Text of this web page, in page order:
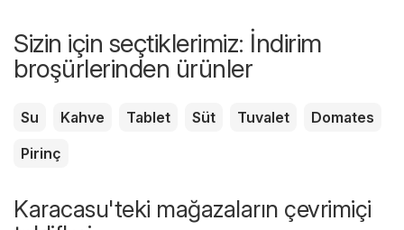
Sizin için seçtiklerimiz: İndirim
broşürlerinden ürünler
Su Kahve Tablet Süt Tuvalet
Domates
Pirinç
Karacasu'teki mağazaların çevrimiçi